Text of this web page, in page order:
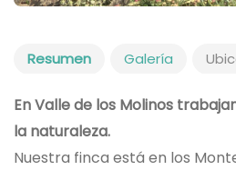
Resumen Galería
En Valle de los Molinos
la naturaleza.
Nuestra finca está en los